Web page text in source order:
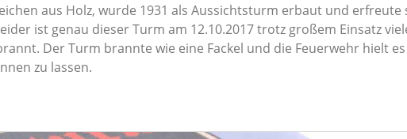
aus Holz, wurde 1931 als Aussichtsturm erbaut und erfreute
ist genau dieser Turm am 12.10.2017 trotz großem Einsatz
Der Turm brannte wie eine Fackel und die Feuerwehr hielt
zu lassen.